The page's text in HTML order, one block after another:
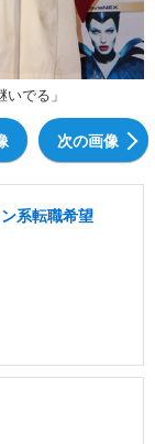
でる」
次の画像
系転職希望